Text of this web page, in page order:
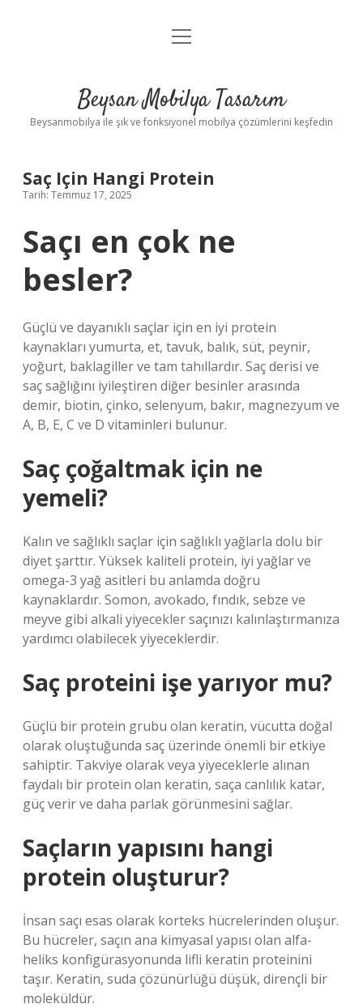
Anasayfa
Yasal Uyarı
menüyü
Beysan Mobilya Tasarım
Beysanmobilya ile şık ve fonksiyonel mobilya çözümlerini keşfedin
Saç Için Hangi Protein
Tarih: Temmuz 17, 2025
Saçı en çok ne
besler?
Güçlü ve dayanıklı saçlar için en iyi protein
kaynakları yumurta, et, tavuk, balık, süt, peynir,
yoğurt, baklagiller ve tam tahıllardır. Saç derisi ve
saç sağlığını iyileştiren diğer besinler arasında
demir, biotin, çinko, selenyum, bakır, magnezyum ve
A, B, E, C ve D vitaminleri bulunur.
Saç çoğaltmak için ne
yemeli?
Kalın ve sağlıklı saçlar için sağlıklı yağlarla dolu bir
diyet şarttır. Yüksek kaliteli protein, iyi yağlar ve
omega-3 yağ asitleri bu anlamda doğru
kaynaklardır. Somon, avokado, fındık, sebze ve
meyve gibi alkali yiyecekler saçınızı kalınlaştırmanıza
yardımcı olabilecek yiyeceklerdir.
Saç proteini işe yarıyor mu?
Güçlü bir protein grubu olan keratin, vücutta doğal
olarak oluştuğunda saç üzerinde önemli bir etkiye
sahiptir. Takviye olarak veya yiyeceklerle alınan
faydalı bir protein olan keratin, saça canlılık katar,
güç verir ve daha parlak görünmesini sağlar.
Saçların yapısını hangi
protein oluşturur?
İnsan saçı esas olarak korteks hücrelerinden oluşur.
Bu hücreler, saçın ana kimyasal yapısı olan alfa-
heliks konfigürasyonunda lifli keratin proteinini
taşır. Keratin, suda çözünürlüğü düşük, dirençli bir
moleküldür.